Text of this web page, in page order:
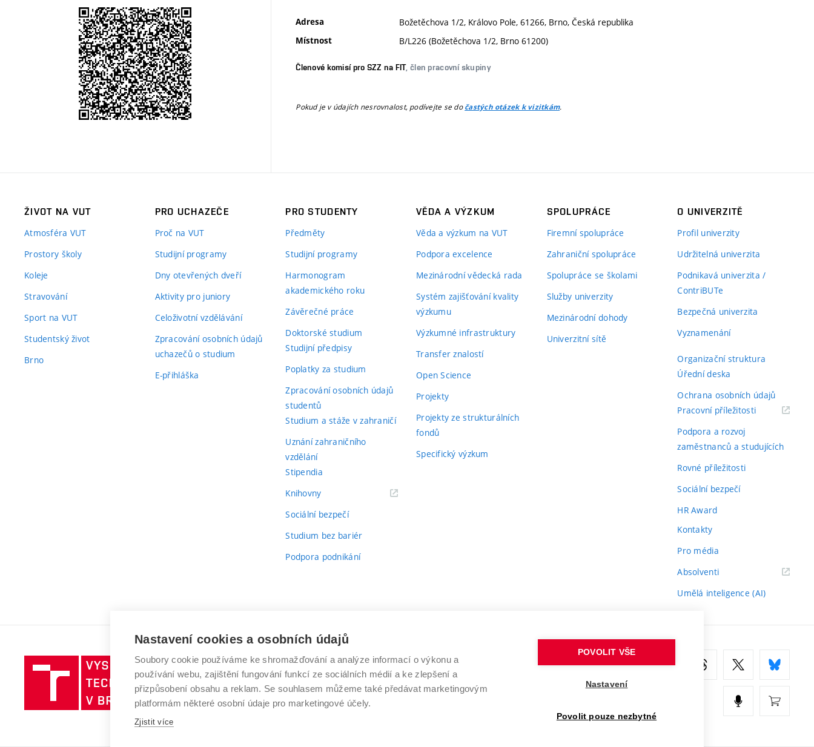
Adresa Božetěchova 1/2, Královo Pole, 61266, Brno, Česká republika
Místnost B/L226 (Božetěchova 1/2, Brno 61200)
Členové komisí pro SZZ na FIT, člen pracovní skupiny
Pokud je v údajích nesrovnalost, podívejte se dočastých otázek k vizitkám.
ŽIVOT NA VUT
Atmosféra VUT
Prostory školy
Koleje
Stravování
Sport na VUT
Studentský život
Brno
PRO UCHAZEČE
Proč na VUT
Studijní programy
Dny otevřených dveří
Aktivity pro juniory
Celoživotní vzdělávání
Zpracování osobních údajů
uchazečů o studium
E-přihláška
PRO STUDENTY
Předměty
Studijní programy
Harmonogram
akademického roku
Závěrečné práce
Doktorské studium
Studijní předpisy
Poplatky za studium
Zpracování osobních údajů
studentů
Studium a stáže v zahraničí
Uznání zahraničního
vzdělání
Stipendia
Knihovny(externí
Sociální bezpečí
Studium bez bariér
Podpora podnikání
VĚDA A VÝZKUM
Věda a výzkum na VUT
Podpora excelence
Mezinárodní vědecká rada
Systém zajišťování kvality
výzkumu
Výzkumné infrastruktury
Transfer znalostí
Open Science
Projekty
Projekty ze strukturálních
fondů
Specifický výzkum
SPOLUPRÁCE
Firemní spolupráce
Zahraniční spolupráce
Spolupráce se školami
Služby univerzity
Mezinárodní dohody
Univerzitní sítě
O UNIVERZITĚ
Profil univerzity
Udržitelná univerzita
Podnikavá univerzita /
ContriBUTe
Bezpečná univerzita
Vyznamenání
Organizační struktura
Úřední deska
Ochrana osobních údajů
Pracovní příležitosti(externí
Podpora a rozvoj
zaměstnanců a studujících
Rovné příležitosti
Sociální bezpečí
HR Award
Kontakty
Pro média
Absolventi(externí
Umělá inteligence (AI)
Vysoké
učení
technické
v
VYSOKÉ UČENÍ TECHNICKÉ V BRNĚ
Antonínská 548/1
602 00 Brno
www.vut.cz
Nastavení cookies a osobních údajů
Soubory cookie používáme ke shromažďování a analýze informací o výkonu a
používání webu, zajištění fungování funkcí ze sociálních médií a ke zlepšení a
přizpůsobení obsahu a reklam. Se souhlasem můžeme také předávat marketingovým
platformám některé osobní údaje pro marketingové účely.
Zjistit více
POVOLIT VŠE
Nastavení
Povolit pouze nezbytné